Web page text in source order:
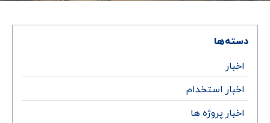
دسته‌ها
اخبار
اخبار استخدام
اخبار پروژه ها